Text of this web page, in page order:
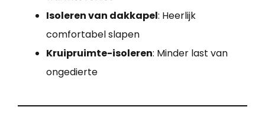
Isoleren van dakkapel: Heerlijk
comfortabel slapen
Kruipruimte-isoleren: Minder last van
ongedierte